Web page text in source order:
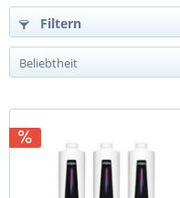
Filtern